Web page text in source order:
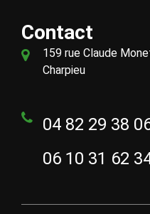
Contact
159 rue Claude
Charpieu
04 82 29 38
06 10 31 62